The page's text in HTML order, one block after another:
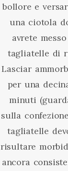
bollore e
una ciotola
avrete
tagliatelle di
Lasciar
per una
minuti
sulla
tagliatelle
risultare
ancora